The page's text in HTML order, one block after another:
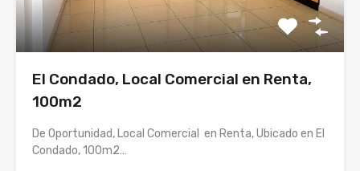
El Condado, Local Comercial en Renta,
100m2
De Oportunidad, Local Comercial en Renta, Ubicado en El
Condado, 100m2…